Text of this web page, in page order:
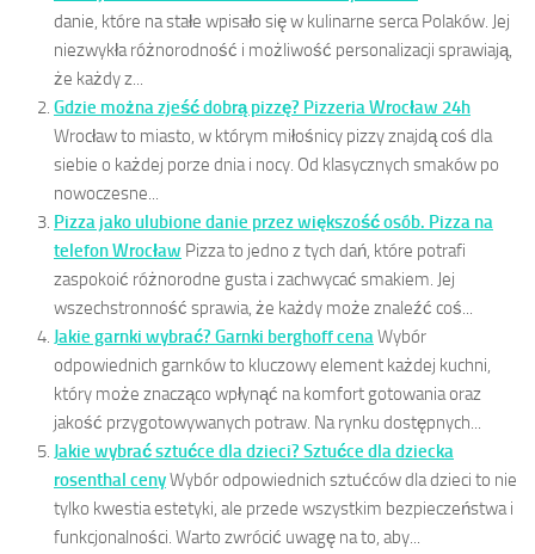
danie, które na stałe wpisało się w kulinarne serca Polaków. Jej
niezwykła różnorodność i możliwość personalizacji sprawiają,
że każdy z...
Gdzie można zjeść dobrą pizzę? Pizzeria Wrocław 24h
Wrocław to miasto, w którym miłośnicy pizzy znajdą coś dla
siebie o każdej porze dnia i nocy. Od klasycznych smaków po
nowoczesne...
Pizza jako ulubione danie przez większość osób. Pizza na
telefon Wrocław Pizza to jedno z tych dań, które potrafi
zaspokoić różnorodne gusta i zachwycać smakiem. Jej
wszechstronność sprawia, że każdy może znaleźć coś...
Jakie garnki wybrać? Garnki berghoff cenaWybór
odpowiednich garnków to kluczowy element każdej kuchni,
który może znacząco wpłynąć na komfort gotowania oraz
jakość przygotowywanych potraw. Na rynku dostępnych...
Jakie wybrać sztućce dla dzieci? Sztućce dla dziecka
rosenthal cenyWybór odpowiednich sztućców dla dzieci to nie
tylko kwestia estetyki, ale przede wszystkim bezpieczeństwa i
funkcjonalności. Warto zwrócić uwagę na to, aby...